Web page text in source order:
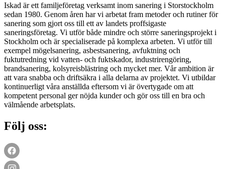
Iskad är ett familjeföretag verksamt inom sanering i Storstockholm
sedan 1980. Genom åren har vi arbetat fram metoder och rutiner för
sanering som gjort oss till ett av landets proffsigaste
saneringsföretag. Vi utför både mindre och större saneringsprojekt i
Stockholm och är specialiserade på komplexa arbeten. Vi utför till
exempel mögelsanering, asbestsanering, avfuktning och
fuktutredning vid vatten- och fuktskador, industrirengöring,
brandsanering, kolsyreisblästring och mycket mer. Vår ambition är
att vara snabba och driftsäkra i alla delarna av projektet. Vi utbildar
kontinuerligt våra anställda eftersom vi är övertygade om att
kompetent personal ger nöjda kunder och gör oss till en bra och
välmående arbetsplats.
Följ oss: